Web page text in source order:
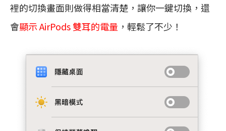
裡的切換畫面則做得相當清楚，讓你一鍵切換，還
會顯示 AirPods 雙耳的電量 ，輕鬆了不少！